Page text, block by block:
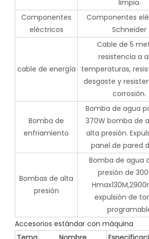
limpia.
Componentes
eléctricos
Componentes
Schneider
cable de energía
Cable de 5
resistencia a
temperaturas,
desgaste y
corrosión.
Bomba de
enfriamiento
Bomba de agua
370W bomba de
alta presión.
panel de pared
Bombas de alta
presión
Bomba de agua
presión de
expulsión de
Accesorios estándar con máquina